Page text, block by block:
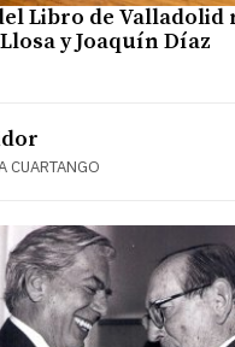
Libro de
y Joaquín Díaz
CUARTANGO